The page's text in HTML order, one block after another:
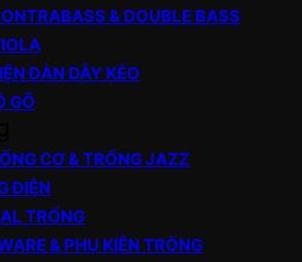
& DOUBLE BASS
ĐÀN DÂY KÉO
GÕ
CƠ & TRỐNG JAZZ
ĐIỆN
TRỐNG
& PHỤ KIỆN TRỐNG